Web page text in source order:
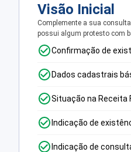
Visão Inicial
Complemente a sua
possui algum protesto com
Confirmação de
Dados cadastrais
Situação na Receita
Indicação de
Indicação de